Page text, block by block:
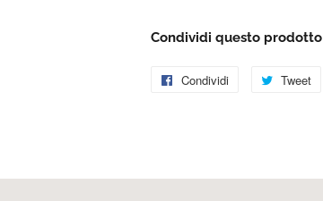
Condividi questo prodotto
Condividi
CondividiTweet